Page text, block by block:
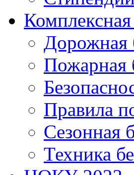
Дорожная
Пожарная
Правила
Сезонная
Техника